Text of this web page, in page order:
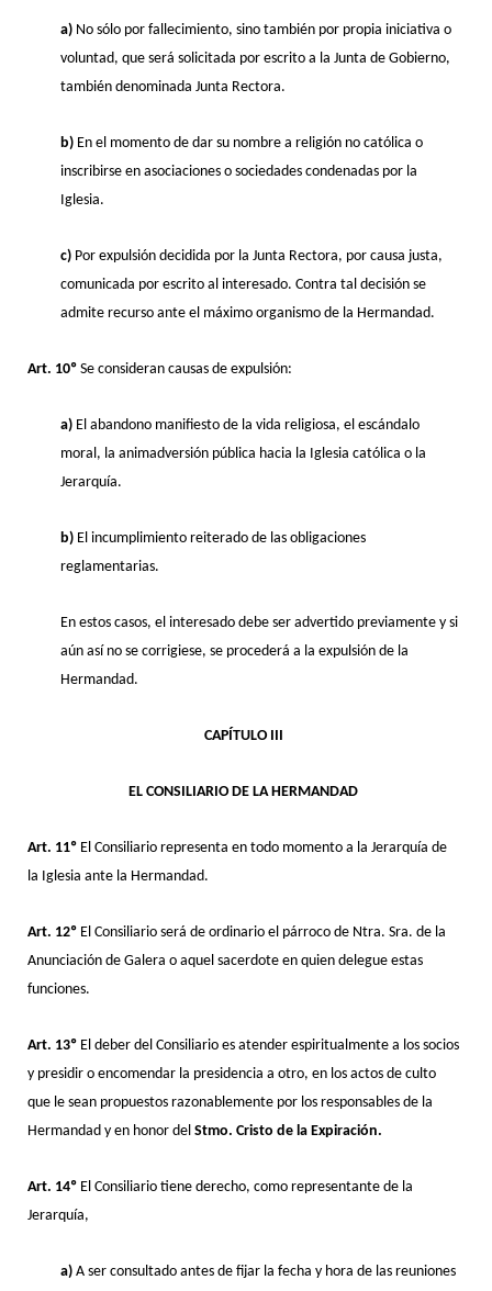
a) No sólo por fallecimiento, sino también por propia iniciativa o
voluntad, que será solicitada por escrito a la Junta de Gobierno,
también denominada Junta Rectora.
b) En el momento de dar su nombre a religión no católica o
inscribirse en asociaciones o sociedades condenadas por la
Iglesia.
c) Por expulsión decidida por la Junta Rectora, por causa justa,
comunicada por escrito al interesado. Contra tal decisión se
admite recurso ante el máximo organismo de la Hermandad.
Art. 10º Se consideran causas de expulsión:
a) El abandono manifiesto de la vida religiosa, el escándalo
moral, la animadversión pública hacia la Iglesia católica o la
Jerarquía.
b) El incumplimiento reiterado de las obligaciones
reglamentarias.
En estos casos, el interesado debe ser advertido previamente y si
aún así no se corrigiese, se procederá a la expulsión de la
Hermandad.
CAPÍTULO III
EL CONSILIARIO DE LA HERMANDAD
Art. 11º El Consiliario representa en todo momento a la Jerarquía de
la Iglesia ante la Hermandad.
Art. 12º El Consiliario será de ordinario el párroco de Ntra. Sra. de la
Anunciación de Galera o aquel sacerdote en quien delegue estas
funciones.
Art. 13º El deber del Consiliario es atender espiritualmente a los socios
y presidir o encomendar la presidencia a otro, en los actos de culto
que le sean propuestos razonablemente por los responsables de la
Hermandad y en honor del Stmo. Cristo de la Expiración.
Art. 14º El Consiliario tiene derecho, como representante de la
Jerarquía,
a) A ser consultado antes de fijar la fecha y hora de las reuniones